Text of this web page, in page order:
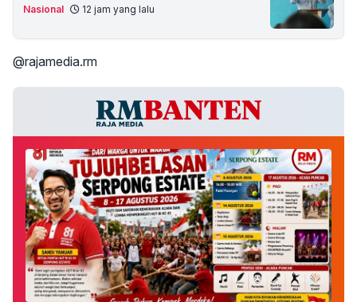
Nasional 12 jam yang lalu
@rajamedia.rm